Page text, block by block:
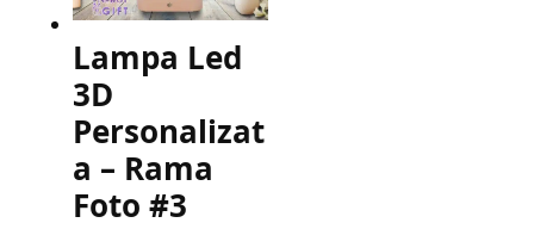
Lampa Led
3D
Personalizat
a – Rama
Foto #3